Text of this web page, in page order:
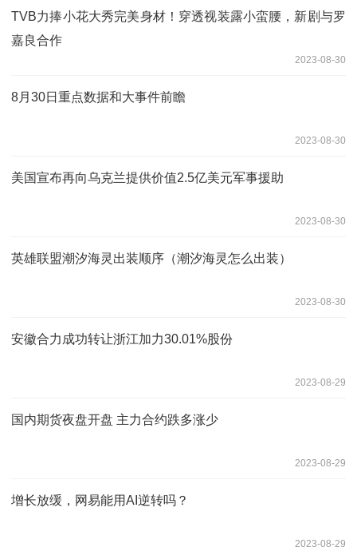
TVB力捧小花大秀完美身材！穿透视装露小蛮腰，新剧与罗
嘉良合作
2023-08-30
8月30日重点数据和大事件前瞻
2023-08-30
美国宣布再向乌克兰提供价值2.5亿美元军事援助
2023-08-30
英雄联盟潮汐海灵出装顺序（潮汐海灵怎么出装）
2023-08-30
安徽合力成功转让浙江加力30.01%股份
2023-08-29
国内期货夜盘开盘 主力合约跌多涨少
2023-08-29
增长放缓，网易能用AI逆转吗？
2023-08-29